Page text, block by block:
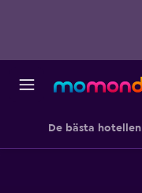
De bästa hotellen